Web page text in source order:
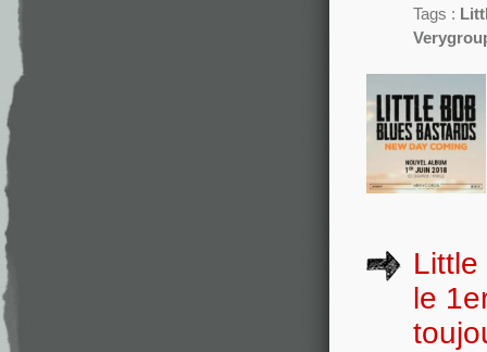
Tags :
le